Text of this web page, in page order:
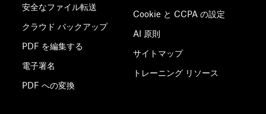
安全なファイル転送
クラウド バックアップ
PDF を編集する
電子署名
PDF への変換
Cookie と CCPA の設定
AI 原則
サイトマップ
トレーニング リソース